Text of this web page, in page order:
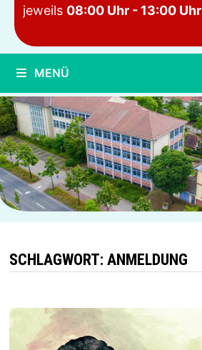
jeweils 08:00 Uhr - 13:00 Uhr
MENÜ
SCHLAGWORT:ANMELDUNG